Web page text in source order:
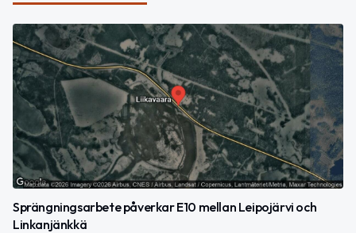
Sprängningsarbete påverkar E10 mellan Leipojärvi och
Linkanjänkkä